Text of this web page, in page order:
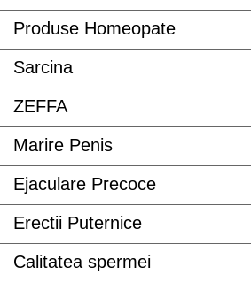
Produse Homeopate
Sarcina
ZEFFA
Marire Penis
Ejaculare Precoce
Erectii Puternice
Calitatea spermei